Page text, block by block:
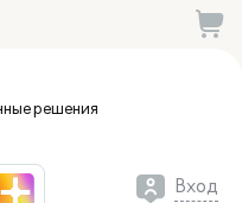
решения
Вход